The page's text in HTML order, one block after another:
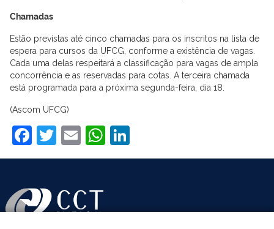
Chamadas
Estão previstas até cinco chamadas para os inscritos na lista de
espera para cursos da UFCG, conforme a existência de vagas.
Cada uma delas respeitará a classificação para vagas de ampla
concorrência e as reservadas para cotas. A terceira chamada
está programada para a próxima segunda-feira, dia 18.
(Ascom UFCG)
Facebook
Twitter
EmailWhatsApp